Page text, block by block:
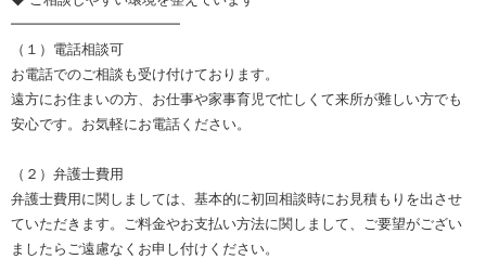
━━━━━━━━━━━━
（１）電話相談可
お電話でのご相談も受け付けております。
遠方にお住まいの方、お仕事や家事育児で忙しくて来所が難しい方でも
安心です。お気軽にお電話ください。
（２）弁護士費用
弁護士費用に関しましては、基本的に初回相談時にお見積もりを出させ
ていただきます。ご料金やお支払い方法に関しまして、ご要望がござい
ましたらご遠慮なくお申し付けください。